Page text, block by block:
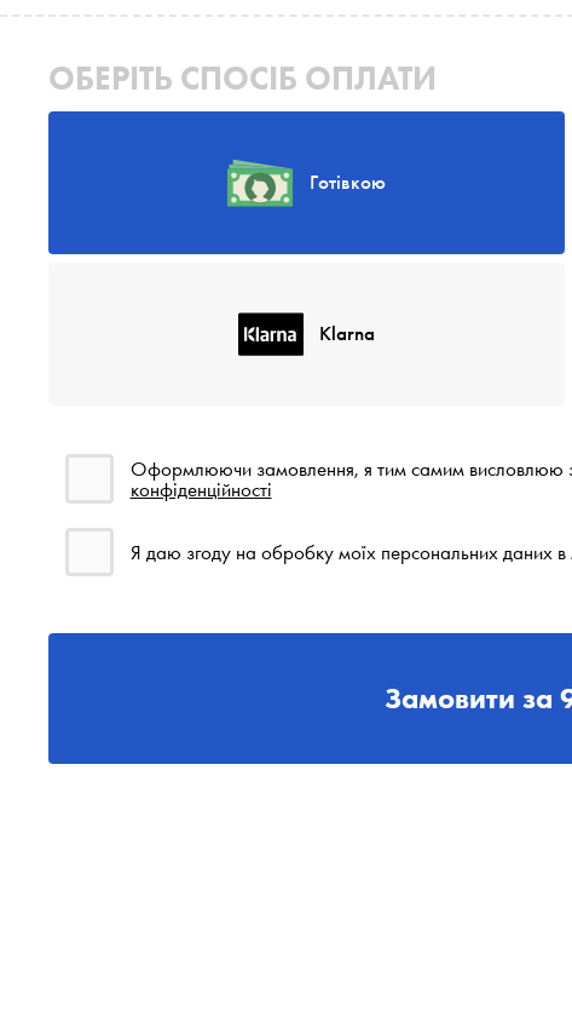
ОБЕРІТЬ СПОСІБ ОПЛАТИ
Готівкою
Klarna
Оформлюючи замовлення, я тим самим висловлюю
конфіденційності
Я даю згоду на обробку моїх персональних даних в
Замовити за